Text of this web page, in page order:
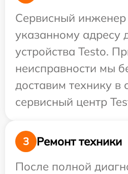
Сервисный инженер
указанному адресу
устройства Testo.
неисправности мы
доставим технику в
сервисный центр
3
Ремонт техники
После полной